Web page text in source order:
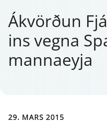
Ákvörðun
ins vegna
manna­eyja
29. MARS 2015